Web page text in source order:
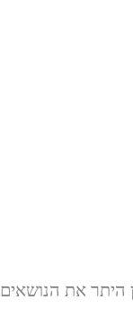
הסוגיות הנלמדות כוללות בין היתר את הנושאים